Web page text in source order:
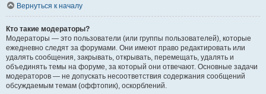
Вернуться к началу
Кто такие модераторы?
Модераторы — это пользователи (или группы пользователей), которые
ежедневно следят за форумами. Они имеют право редактировать или
удалять сообщения, закрывать, открывать, перемещать, удалять и
объединять темы на форуме, за который они отвечают. Основные задачи
модераторов — не допускать несоответствия содержания сообщений
обсуждаемым темам (оффтопик), оскорблений.